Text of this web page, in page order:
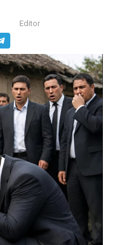
Editor